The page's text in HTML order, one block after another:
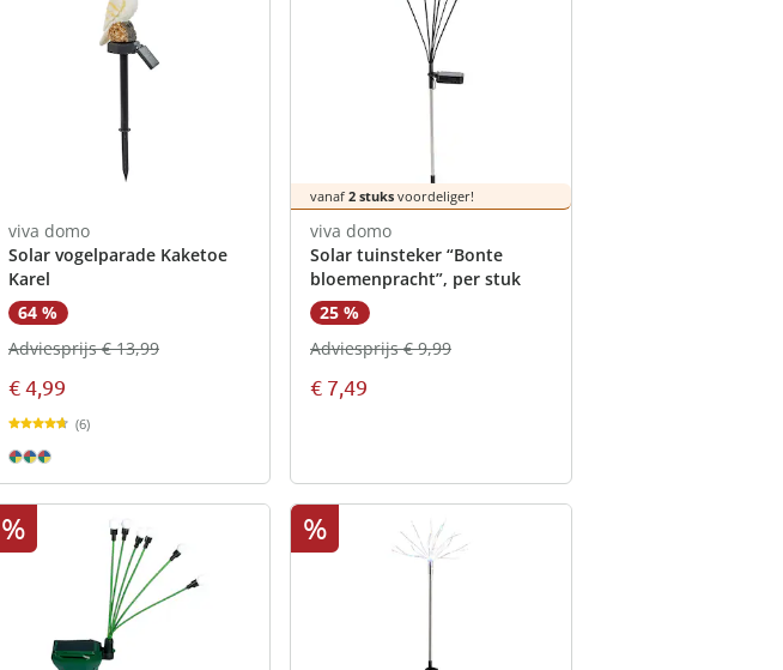
viva domo
Solar vogelparade Kaketoe
Karel
64 %
€ 4,99
Adviesprijs € 13,99
(6)
vanaf 2 stuks voordeliger!
viva domo
Solar tuinsteker “Bonte
bloemenpracht”, per stuk
25 %
€ 7,49
Adviesprijs € 9,99
% %